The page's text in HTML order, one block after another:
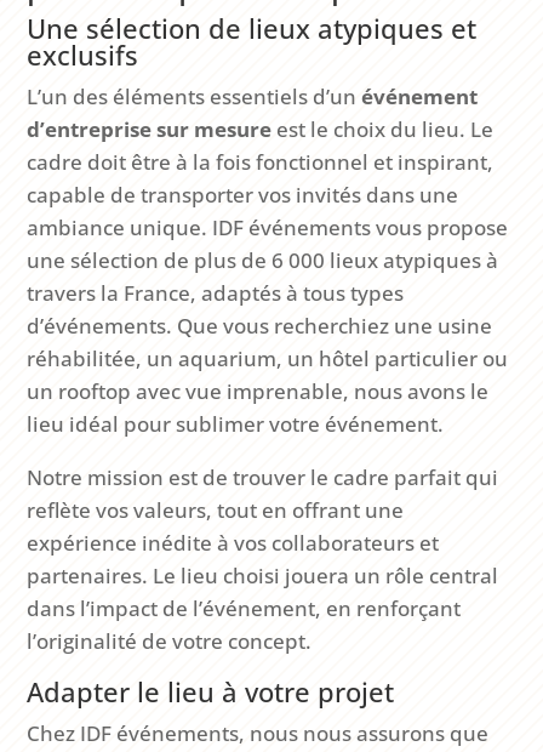
Une sélection de lieux atypiques et
exclusifs
L’un des éléments essentiels d’unévénement
d’entreprise sur mesure est le choix du lieu. Le
cadre doit être à la fois fonctionnel et inspirant,
capable de transporter vos invités dans une
ambiance unique. IDF événements vous propose
une sélection de plus de 6 000 lieux atypiques à
travers la France, adaptés à tous types
d’événements. Que vous recherchiez une usine
réhabilitée, un aquarium, un hôtel particulier ou
un rooftop avec vue imprenable, nous avons le
lieu idéal pour sublimer votre événement.
Notre mission est de trouver le cadre parfait qui
reflète vos valeurs, tout en offrant une
expérience inédite à vos collaborateurs et
partenaires. Le lieu choisi jouera un rôle central
dans l’impact de l’événement, en renforçant
l’originalité de votre concept.
Adapter le lieu à votre projet
Chez IDF événements, nous nous assurons que